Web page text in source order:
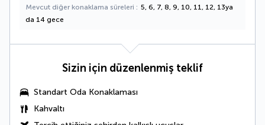
Mevcut diğer konaklama süreleri
5, 6, 7, 8, 9, 10, 11, 12, 13ya
da 14 gece
Sizin için düzenlenmiş teklif
Standart Oda Konaklaması
Kahvaltı